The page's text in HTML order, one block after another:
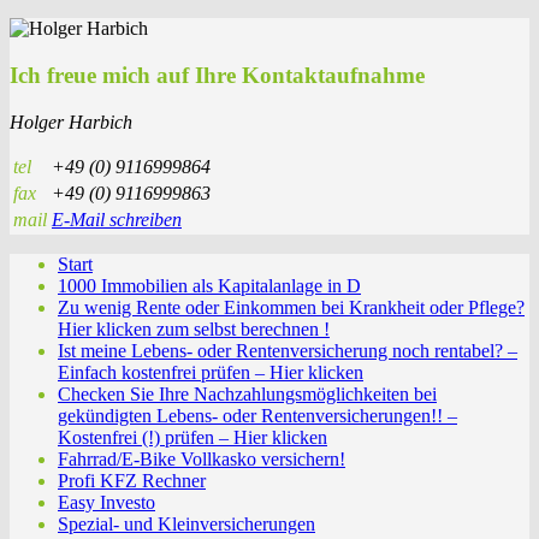
Ich freue mich auf Ihre Kontaktaufnahme
Holger Harbich
tel
+49 (0) 9116999864
fax
+49 (0) 9116999863
mail E-Mail schreiben
Start
1000 Immobilien als Kapitalanlage in D
Zu wenig Rente oder Einkommen bei Krankheit oder Pflege?
Hier klicken zum selbst berechnen !
Ist meine Lebens- oder Rentenversicherung noch rentabel? –
Einfach kostenfrei prüfen – Hier klicken
Checken Sie Ihre Nachzahlungsmöglichkeiten bei
gekündigten Lebens- oder Rentenversicherungen!! –
Kostenfrei (!) prüfen – Hier klicken
Fahrrad/E-Bike Vollkasko versichern!
Profi KFZ Rechner
Easy Investo
Spezial- und Kleinversicherungen